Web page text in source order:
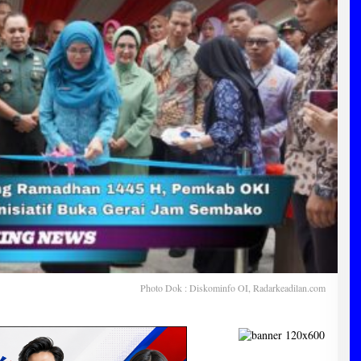
Photo Dok : Diskominfo OI, Radarkeadilan.com